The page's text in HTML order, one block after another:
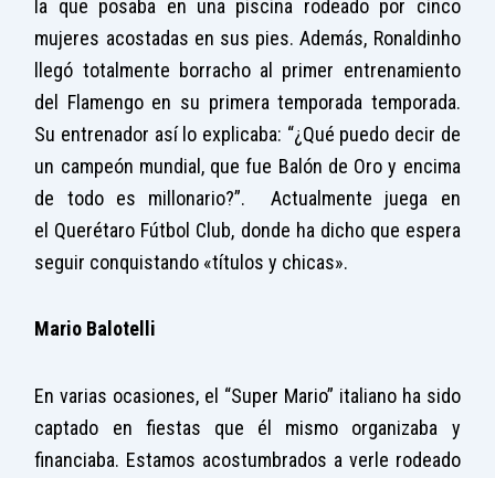
la que posaba en una piscina rodeado por cinco
mujeres acostadas en sus pies. Además, Ronaldinho
llegó totalmente borracho al primer entrenamiento
del Flamengo en su primera temporada temporada.
Su entrenador así lo explicaba: “¿Qué puedo decir de
un campeón mundial, que fue Balón de Oro y encima
de todo es millonario?”. Actualmente juega en
el Querétaro Fútbol Club, donde ha dicho que espera
seguir conquistando «títulos y chicas».
Mario Balotelli
En varias ocasiones, el “Super Mario” italiano ha sido
captado en fiestas que él mismo organizaba y
financiaba. Estamos acostumbrados a verle rodeado